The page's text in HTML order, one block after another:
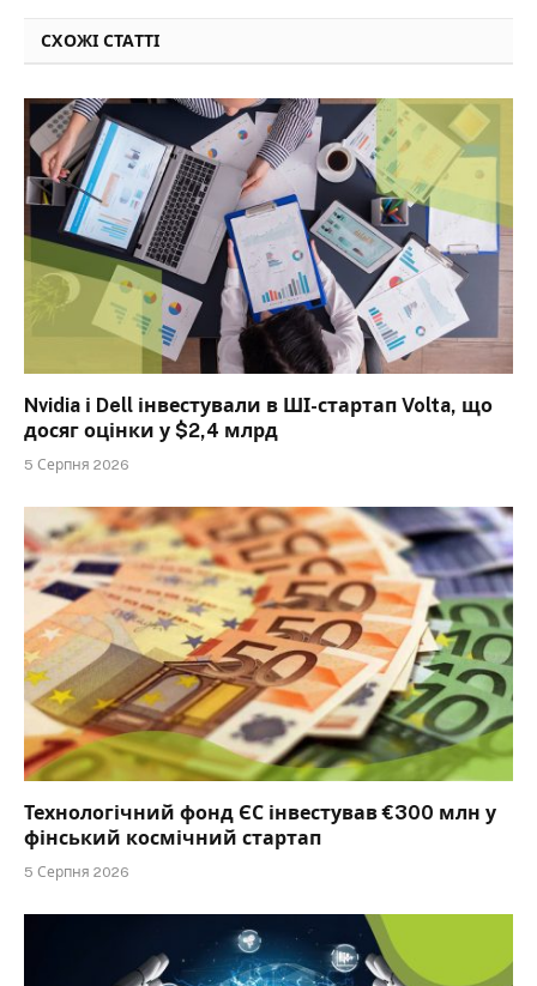
СХОЖІ СТАТТІ
Nvidia і Dell інвестували в ШІ-стартап Volta, що
досяг оцінки у $2,4 млрд
5 Серпня 2026
Технологічний фонд ЄС інвестував €300 млн у
фінський космічний стартап
5 Серпня 2026